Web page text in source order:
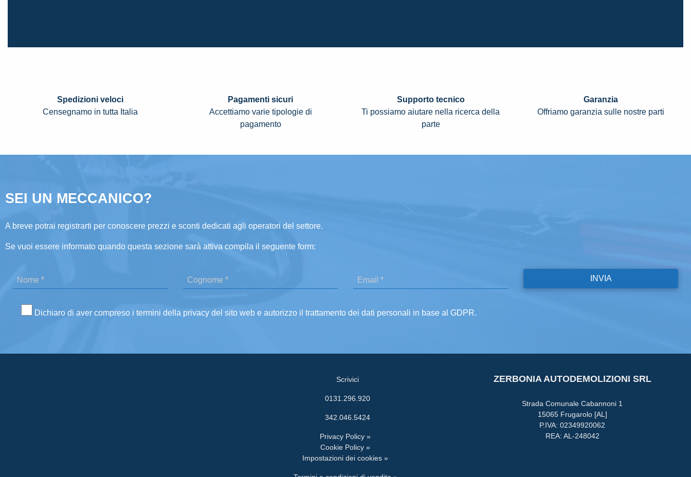
Spedizioni veloci
Censegnamo in tutta Italia
Pagamenti sicuri
Accettiamo varie tipologie di
pagamento
Supporto tecnico
Ti possiamo aiutare nella ricerca della
parte
Garanzia
Offriamo garanzia sulle nostre parti
SEI UN MECCANICO?
A breve potrai registrarti per conoscere prezzi e sconti dedicati agli operatori del settore.
Se vuoi essere informato quando questa sezione sarà attiva compila il seguente form:
Dichiaro di aver compreso i termini della privacy del sito web e autorizzo il trattamento dei dati personali in base al GDPR.
Scrivici
0131.296.920
342.046.5424
Privacy Policy »
Cookie Policy »
Impostazioni dei cookies »
ZERBONIA AUTODEMOLIZIONI SRL
Strada Comunale Cabannoni 1
15065 Frugarolo [AL]
P.IVA: 02349920062
REA: AL-248042